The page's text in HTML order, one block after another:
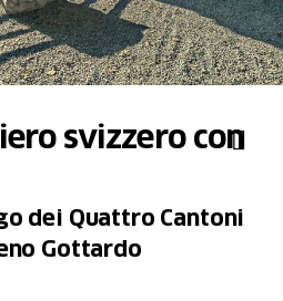
svizzero con
dei Quattro Cantoni
Gottardo